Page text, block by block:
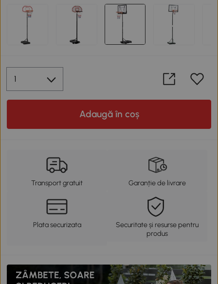
Adaugă în coș
Transport gratuit Garanție de livrare
Plata securizata
Securitate și resurse pentru
produs